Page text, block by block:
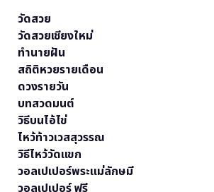
วัดสวย
วัดสวยเชียงใหม่
ทำนายฝัน
สถิติหวยรายเดือน
ดวงรายวัน
บทสวดมนต์
วิธีบนไอ้ไข่
ไหว้ท้าวเวสสุวรรณ
วิธีไหว้วัดแขก
วอลเปเปอร์พระแม่ลักษมี
วอลเปเปอร์ ฟรี